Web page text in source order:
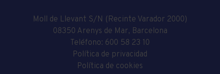
Moll de Llevant S/N (Recinte Varador 2000)
08350 Arenys de Mar, Barcelona
Teléfono: 600 58 23 10
Política de privacidad
Política de cookies